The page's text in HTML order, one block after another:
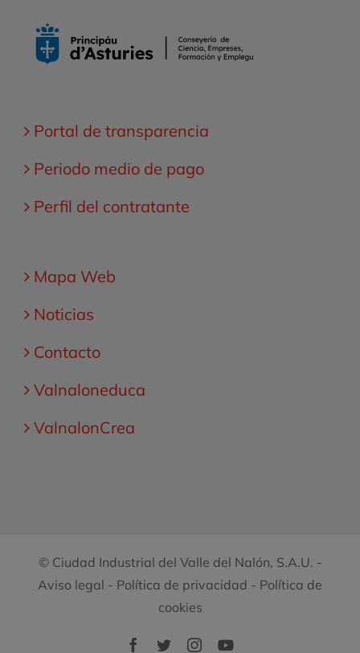
Portal de transparencia
Periodo medio de pago
Perfil del contratante
Mapa Web
Noticias
Contacto
Valnaloneduca
ValnalonCrea
© Ciudad Industrial del Valle del Nalón, S.A.U. -
Aviso legal - Política de privacidad - Política de
cookies
Facebook
TwitterInstagramYouTube